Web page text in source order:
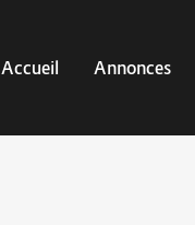
Accueil Annonces